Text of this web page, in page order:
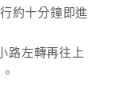
約十分鐘即進
路左轉再往上